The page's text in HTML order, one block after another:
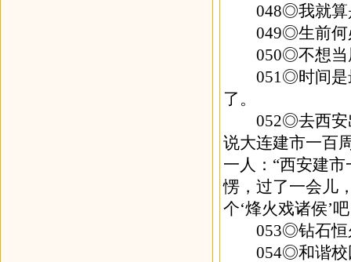
048◎我就算是
049◎生前何
050◎不想当
051◎时间是最
了。
052◎去西安出
说大连建市一百
一人：“西安建
愣，过了一会儿
个‘烽火戏诸侯’
053◎钻石恒
054◎和谐校园